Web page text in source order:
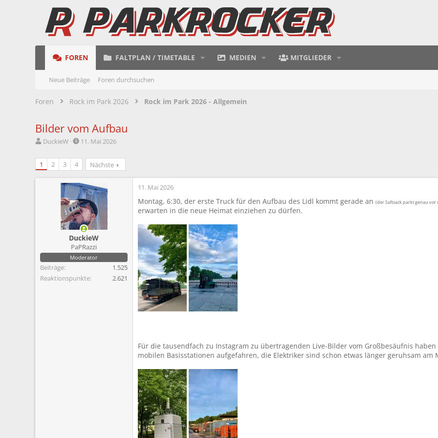
FOREN FALTPLAN / TIMETABLE MEDIEN MITGLIEDER
Neue Beiträge Foren durchsuchen
Foren Rock im Park 2026 Rock im Park 2026 - Allgemein
Bilder vom Aufbau
E
s
DuckieW
E
s
l
t
a
m
11. Mai 2026
1 2 3 4 Nächste
DuckieW
PaPRazzi
Moderator
Beiträge
1.525
Reaktionspunkte
2.621
11. Mai 2026
Montag, 6:30, der erste Truck für den Aufbau des Lidl kommt gerade an (der Saftsack parkt genau
erwarten in die neue Heimat einziehen zu dürfen.
Für die tausendfach zu Instagram zu übertragenden Live-Bilder vom Großbesäufnis
mobilen Basisstationen aufgefahren, die Elektriker sind schon etwas länger geruhsam